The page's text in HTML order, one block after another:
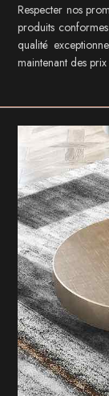
Respecter nos
produits
qualité
maintenant des